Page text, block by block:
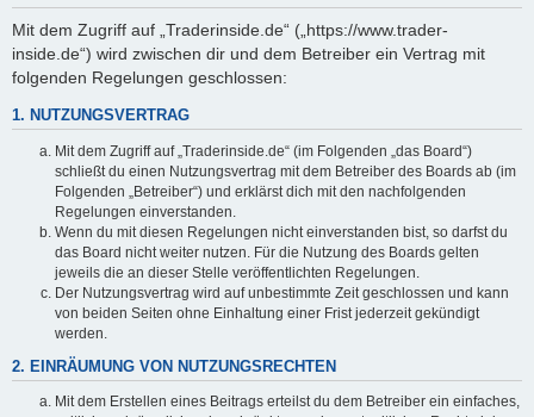
Mit dem Zugriff auf „Traderinside.de“ („https://www.trader-
inside.de“) wird zwischen dir und dem Betreiber ein Vertrag mit
folgenden Regelungen geschlossen:
1. NUTZUNGSVERTRAG
Mit dem Zugriff auf „Traderinside.de“ (im Folgenden „das Board“)
schließt du einen Nutzungsvertrag mit dem Betreiber des Boards ab (im
Folgenden „Betreiber“) und erklärst dich mit den nachfolgenden
Regelungen einverstanden.
Wenn du mit diesen Regelungen nicht einverstanden bist, so darfst du
das Board nicht weiter nutzen. Für die Nutzung des Boards gelten
jeweils die an dieser Stelle veröffentlichten Regelungen.
Der Nutzungsvertrag wird auf unbestimmte Zeit geschlossen und kann
von beiden Seiten ohne Einhaltung einer Frist jederzeit gekündigt
werden.
2. EINRÄUMUNG VON NUTZUNGSRECHTEN
Mit dem Erstellen eines Beitrags erteilst du dem Betreiber ein einfaches,